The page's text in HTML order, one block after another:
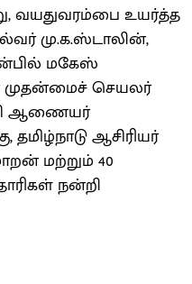
வயதுவரம்பை உயர்த்த
மு.க.ஸ்டாலின்,
மகேஸ்
செயலர்
ஆணையர்
தமிழ்நாடு ஆசிரியர்
மற்றும் 40
நன்றி